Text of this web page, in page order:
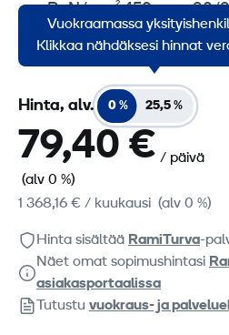
R=N/mm² 450 mm: 30/
R=N/mm² 650 mm: 25/
Vuokraamassa
Klikkaa nähdäksesi hinnat
Hinta, alv. 0 % 25,5 %
79,40 € / päivä
(alv 0 %)
1 368,16 € / kuukausi (alv 0 %)
Hinta sisältää RamiTurva-
Näet omat sopimushintasi
asiakasportaalissa
Tutustu vuokraus- ja